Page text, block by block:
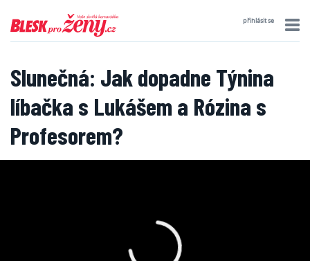
přihlásit se
Slunečná: Jak dopadne Týnina
líbačka s Lukášem a Rózina s
Profesorem?